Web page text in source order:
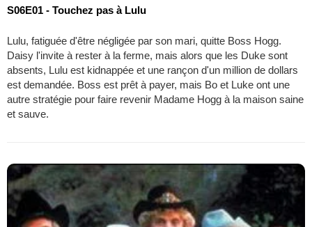
S06E01 - Touchez pas à Lulu
Lulu, fatiguée d'être négligée par son mari, quitte Boss Hogg.
Daisy l'invite à rester à la ferme, mais alors que les Duke sont
absents, Lulu est kidnappée et une rançon d'un million de dollars
est demandée. Boss est prêt à payer, mais Bo et Luke ont une
autre stratégie pour faire revenir Madame Hogg à la maison saine
et sauve.